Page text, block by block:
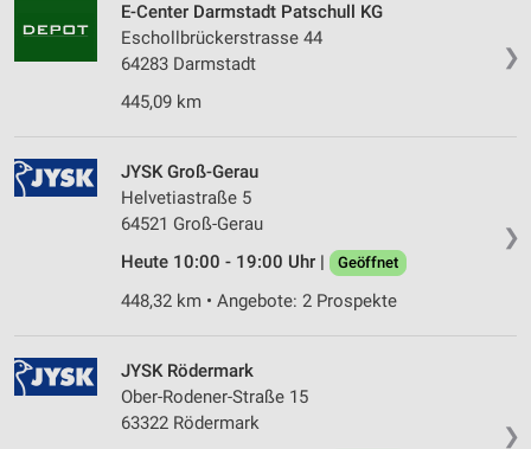
❯
E-Center Darmstadt Patschull KG
Eschollbrückerstrasse 44
64283 Darmstadt
445,09 km
❯
JYSK Groß-Gerau
Helvetiastraße 5
64521 Groß-Gerau
Heute 10:00 - 19:00 Uhr |
Geöffnet
448,32 km • Angebote: 2 Prospekte
❯
JYSK Rödermark
Ober-Rodener-Straße 15
63322 Rödermark